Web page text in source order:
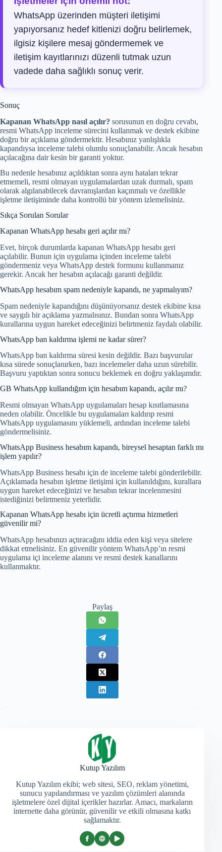
WhatsApp üzerinden müşteri iletişimi
yapıyorsanız hedef kitlenizi doğru belirlemek,
ilgisiz kişilere mesaj göndermemek ve
iletişim kayıtlarınızı düzenli tutmak uzun
vadede daha sağlıklı sonuç verir.
Sonuç
Kapanan WhatsApp nasıl açılır? sorusunun en doğru cevabı,
resmi WhatsApp inceleme sürecini kullanmak ve destek ekibine
doğru bir açıklama göndermektir. Hesabınız yanlışlıkla
kapandıysa inceleme talebi olumlu sonuçlanabilir. Ancak hesabın
açılacağına dair kesin bir garanti yoktur.
Bu nedenle hesabınız açıldıktan sonra aynı hataları tekrar
etmemeli, resmi olmayan uygulamalardan uzak durmalı, spam
olarak algılanabilecek davranışlardan kaçınmalı ve özellikle
işletme iletişiminde daha kontrollü bir yöntem izlemelisiniz.
Sıkça Sorulan Sorular
Kapanan WhatsApp hesabı geri açılır mı?
Evet, birçok durumlarda kapanan WhatsApp hesabı geri
açılabilir. Bunun için uygulama içinden inceleme talebi
göndermeniz veya WhatsApp destek formunu kullanmanız
gerekir. Ancak her hesabın açılacağı garanti değildir.
WhatsApp hesabım spam nedeniyle kapandı, ne yapmalıyım?
Spam nedeniyle kapandığını düşünüyorsanız destek ekibine kısa
ve saygılı bir açıklama yazmalısınız. Bundan sonra WhatsApp
kurallarına uygun hareket edeceğinizi belirtmeniz faydalı olabilir.
WhatsApp ban kaldırma işlemi ne kadar sürer?
WhatsApp ban kaldırma süresi kesin değildir. Bazı başvurular
kısa sürede sonuçlanırken, bazı incelemeler daha uzun sürebilir.
Başvuru yaptıktan sonra sonucu beklemek en doğru yaklaşımdır.
GB WhatsApp kullandığım için hesabım kapandı, açılır mı?
Resmi olmayan WhatsApp uygulamaları hesap kısıtlamasına
neden olabilir. Öncelikle bu uygulamaları kaldırıp resmi
WhatsApp uygulamasını yüklemeli, ardından inceleme talebi
göndermelisiniz.
WhatsApp Business hesabım kapandı, bireysel hesaptan farklı mı
işlem yapılır?
WhatsApp Business hesabı için de inceleme talebi gönderilebilir.
Açıklamada hesabın işletme iletişimi için kullanıldığını, kurallara
uygun hareket edeceğinizi ve hesabın tekrar incelenmesini
istediğinizi belirtmeniz yeterlidir.
Kapanan WhatsApp hesabı için ücretli açtırma hizmetleri
güvenilir mi?
WhatsApp hesabınızı açtıracağını iddia eden kişi veya sitelere
dikkat etmelisiniz. En güvenilir yöntem WhatsApp’ın resmi
uygulama içi inceleme alanını ve resmi destek kanallarını
kullanmaktır.
Paylaş
Kutup Yazılım
Kutup Yazılım ekibi; web sitesi, SEO, reklam yönetimi,
sunucu yapılandırması ve yazılım çözümleri alanında
işletmelere özel dijital içerikler hazırlar. Amacı, markaların
internette daha görünür, güvenilir ve etkili olmasına katkı
sağlamaktır.